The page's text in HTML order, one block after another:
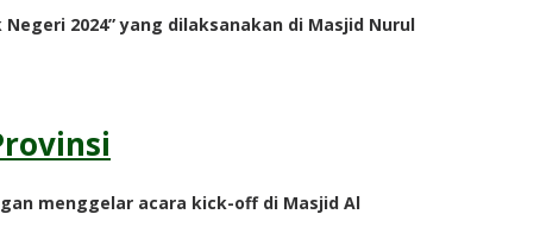
2024” yang dilaksanakan di Masjid Nurul
menggelar acara kick-off di Masjid Al